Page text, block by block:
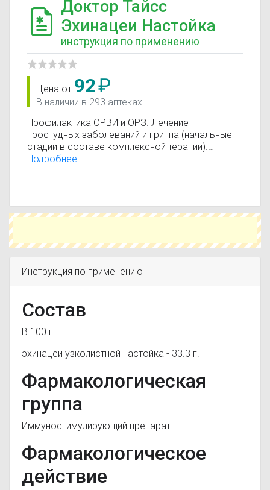
Доктор Тайсс
Эхинацеи Настойка
инструкция по применению
Цена от 92₽
В наличии в 293 аптеках
Профилактика ОРВИ и ОРЗ. Лечение
простудных заболеваний и гриппа (начальные
стадии в составе комплексной терапии).
Инфекционно-воспалительные заболевания
Подробнее
Инструкция по применению
Состав
В 100 г:
эхинацеи узколистной настойка - 33.3 г.
Фармакологическая
группа
Иммуностимулирующий препарат.
Фармакологическое
действие